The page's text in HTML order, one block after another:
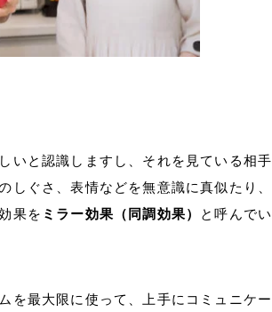
いと認識しますし、それを見ている相手
しぐさ、表情などを無意識に真似たり、
果を ミラー効果（同調効果）
と呼んでい
を最大限に使って、上手にコミュニケー